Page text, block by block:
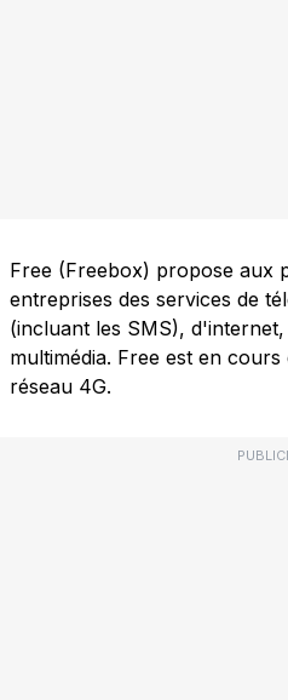
Free (Freebox) propose aux
entreprises des services de
(incluant les SMS),
multimédia. Free est en
réseau 4G.